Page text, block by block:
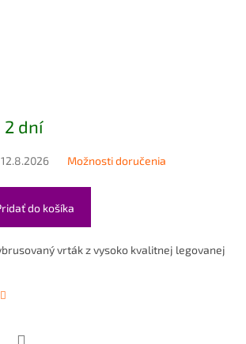
2 dní
12.8.2026 Možnosti doručenia
do košíka
vrták z vysoko kvalitnej legovanej